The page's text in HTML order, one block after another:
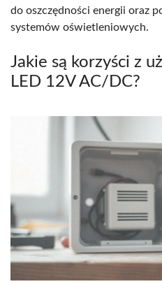
do oszczędności energii oraz
systemów oświetleniowych.
Jakie są korzyści z
LED 12V AC/DC?